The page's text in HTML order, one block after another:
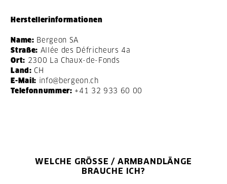
Herstellerinformationen
Name: Bergeon SA
Straße: Allée des Défricheurs 4a
Ort: 2300 La Chaux-de-Fonds
Land: CH
E-Mail: info@bergeon.ch
Telefonnummer: +41 32 933 60 00
WELCHE GRÖSSE / ARMBANDLÄNGE B
RAUCHE ICH?